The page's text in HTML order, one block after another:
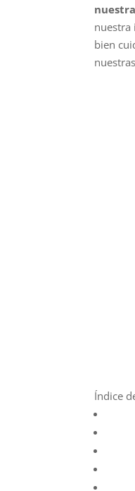
nuestra
bien
Índice